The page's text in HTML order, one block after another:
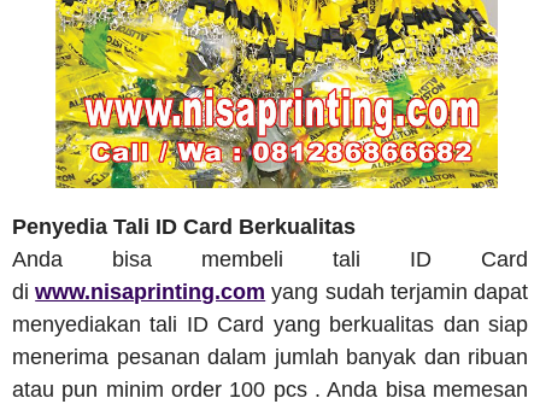
Penyedia Tali ID Card Berkualitas
Anda bisa membeli tali ID Card
diwww.nisaprinting.com yang sudah terjamin dapat
menyediakan tali ID Card yang berkualitas dan siap
menerima pesanan dalam jumlah banyak dan ribuan
atau pun minim order 100 pcs . Anda bisa memesan